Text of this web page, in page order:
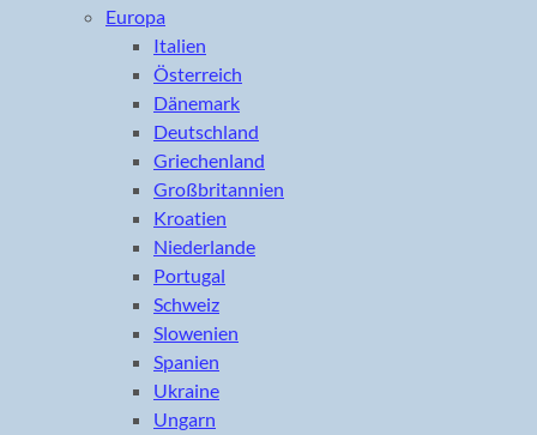
Europa
Italien
Österreich
Dänemark
Deutschland
Griechenland
Großbritannien
Kroatien
Niederlande
Portugal
Schweiz
Slowenien
Spanien
Ukraine
Ungarn